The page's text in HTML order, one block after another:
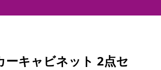
キャビネット 2点セ